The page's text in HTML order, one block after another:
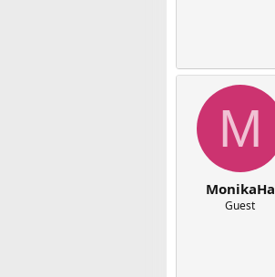
M
MonikaHa
Guest